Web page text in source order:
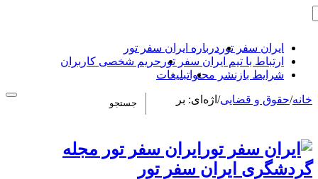
ایران سفر تور درباره ایران سفر تور
ارتباط با تیم ایران سفر تور حریم شخصی کاربران
شرایط بازنشر محتوا تبلیغات
ایران سفر تور مجله
گردشگری ایران سفر تور
خانه/حقوق و قضایی/ اژه‌ای: بر